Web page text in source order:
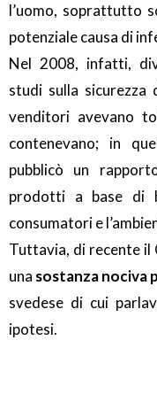
l’uomo, soprattutto
potenziale causa di
Nel 2008, infatti,
studi sulla
venditori avevano
contenevano; in
pubblicò un
prodotti a base di
consumatori e
Tuttavia, di recente il
una sostanza nociva
svedese di cui
ipotesi.